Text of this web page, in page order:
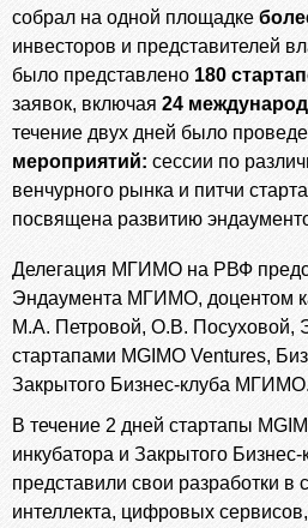
собрал на одной площадке
инвесторов и представителей
было представлено 180
заявок, включая 24
течение двух дней было
мероприятий: сессии по
венчурного рынка и питчи
посвящена развитию
Делегация МГИМО на РВФ
Эндаумента МГИМО,
М.А. Петровой, О.В. Посуховой,
стартапами MGIMO Ventures,
Закрытого Бизнес-клуба МГИМО.
В течение 2 дней стартапы
инкубатора и Закрытого
представили свои разработки в
интеллекта, цифровых